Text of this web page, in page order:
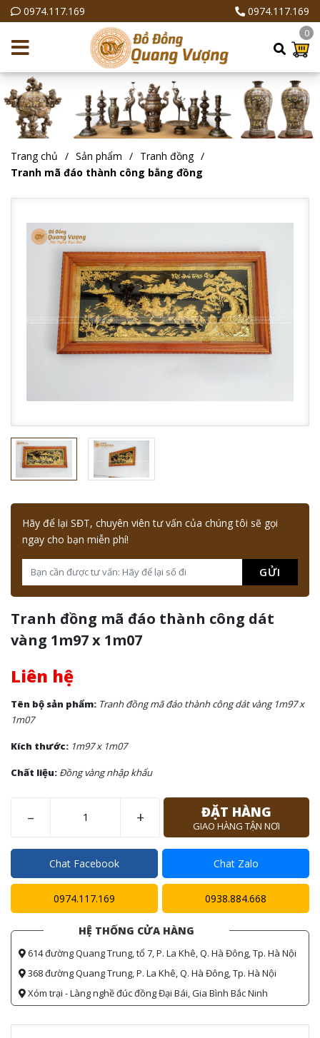
0974.117.169 0974.117.169
0
Trang chủ Sản phẩm
Tranh đồng
Tranh mã đáo thành công bằng đồng
Hãy để lại SĐT, chuyên viên tư vấn của chúng tôi sẽ gọi
ngay cho bạn miễn phí!
GỬI
Tranh đồng mã đáo thành công dát
vàng 1m97 x 1m07
Liên hệ
Tên bộ sản phẩm: Tranh đồng mã đáo thành công dát vàng 1m97 x
1m07
Kích thước: 1m97 x 1m07
Chất liệu: Đồng vàng nhập khẩu
– + ĐẶT HÀNG
GIAO HÀNG TẬN NƠI
Chat Facebook Chat Zalo
0974.117.169 0938.884.668
HỆ THỐNG CỬA HÀNG
614 đường Quang Trung, tổ 7, P. La Khê, Q. Hà Đông, Tp. Hà Nội
368 đường Quang Trung, P. La Khê, Q. Hà Đông, Tp. Hà Nội
Xóm trại - Làng nghề đúc đồng Đại Bái, Gia Bình Bắc Ninh